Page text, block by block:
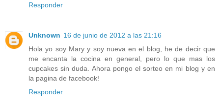
Responder
Unknown 16 de junio de 2012 a las 21:16
Hola yo soy Mary y soy nueva en el blog, he de decir que
me encanta la cocina en general, pero lo que mas los
cupcakes sin duda. Ahora pongo el sorteo en mi blog y en
la pagina de facebook!
Responder